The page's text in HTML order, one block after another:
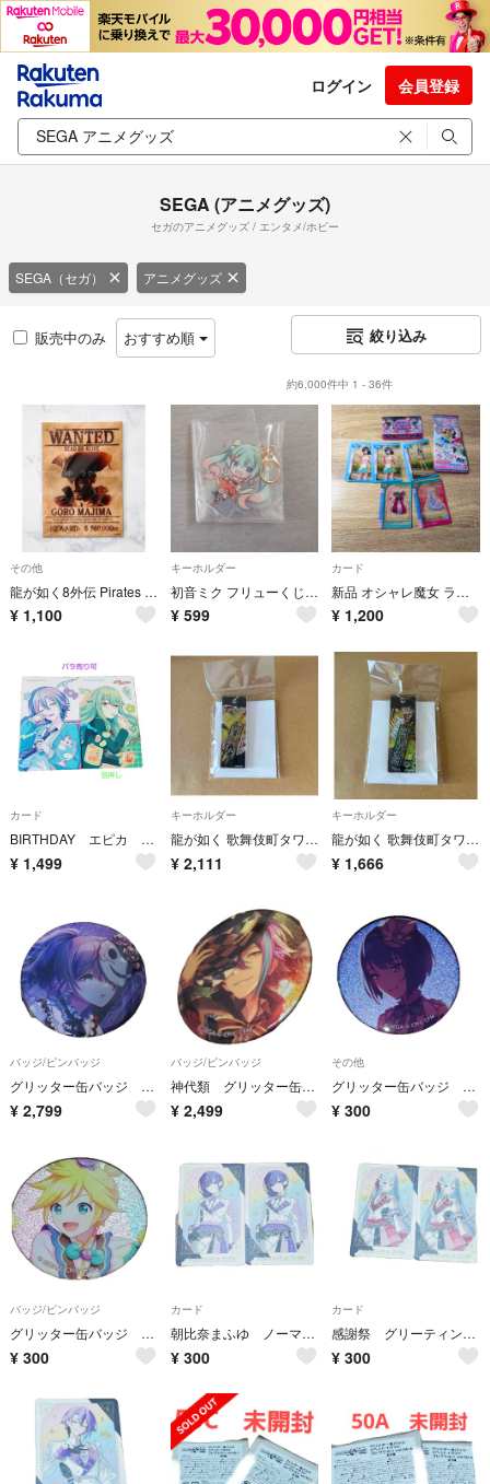
ログイン 会員登録
SEGA (アニメグッズ)
セガのアニメグッズ / エンタメ/ホビー
SEGA（セガ） アニメグッズ
販売中のみ おすすめ順 絞り込み
約6,000件中 1 - 36件
その他
龍が如く8外伝 Pirates in Hawaii Amazon特典 真島吾朗 オリジナル手配書マグネット
¥ 1,100
キーホルダー
初音ミク フリューくじ アクリルキーホルダー
¥ 599
カード
新品 オシャレ魔女 ラブandベリー ぷちスタンドディスプレイ まとめ売り バラ売り不可
¥ 1,200
カード
BIRTHDAY エピカ 神代類(ノーマル) 草薙寧々(箔押し) セット
¥ 1,499
キーホルダー
龍が如く 歌舞伎町タワー アクリルキーホルダー 峯義孝
¥ 2,111
キーホルダー
龍が如く 歌舞伎町タワー アクリルキーホルダー 冴島大河
¥ 1,666
バッジ/ピンバッジ
グリッター缶バッジ 2B 朝比奈まふゆ
¥ 2,799
バッジ/ピンバッジ
神代類 グリッター缶バッジ 2B
¥ 2,499
その他
グリッター缶バッジ 6A 桐谷遥
¥ 300
バッジ/ピンバッジ
グリッター缶バッジ 4B 鏡音レン
¥ 300
カード
朝比奈まふゆ ノーマル 感謝祭 グリーティングカード
¥ 300
カード
感謝祭 グリーティングカード 宵崎奏
¥ 300